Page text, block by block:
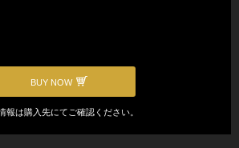
BUY NOW
報は購入先にてご確認ください。